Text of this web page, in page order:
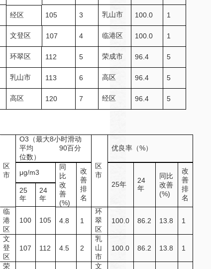
经区 105 3 乳山市 100.0 1
文登区 107 4 临港区 100.0 1
环翠区 112 5 荣成市 96.4 5
乳山市 113 6 高区 96.4 5
高区 120 7 经区 96.4 5
区
市
O3（最大8小时滑动
平均 90百分
位数）
区
市
优良率（%）
μg/m3
同
比
改
善
(%)
改
善
排
名
25年
24
年
同比
改善
(%)
改
善
排
名
25
年
24
年
临
港
区
100 105 4.8 1
环
翠
区
100.0 86.2 13.8 1
文
登
区
107 112 4.5 2
乳
山
市
100.0 86.2 13.8 1
荣
文